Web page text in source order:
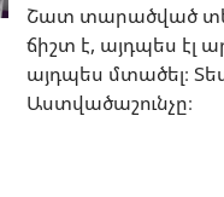
Շատ տարածված
ճիշտ է, այդպես էլ
այդպես մտածել։
Աստվածաշունչը։